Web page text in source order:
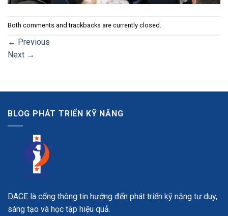
Both comments and trackbacks are currently closed.
← Previous
Next →
BLOG PHÁT TRIỂN KỸ NĂNG
DACE là cổng thông tin hướng đến phát triển kỹ năng tư duy,
sáng tạo và học tập hiệu quả.